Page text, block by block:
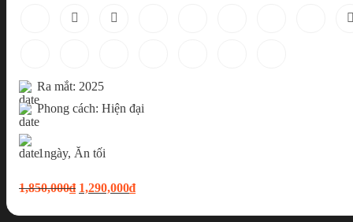
Ra mắt: 2025
Phong cách: Hiện đại
1ngày, Ăn tối
1,850,000₫ Original
was:
1,290,000₫Current
is: